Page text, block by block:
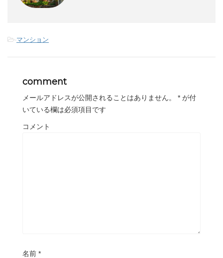
-マンション
comment
メールアドレスが公開されることはありません。 * が付
いている欄は必須項目です
コメント
名前 *